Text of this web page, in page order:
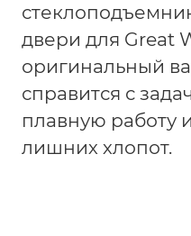
двери для Great
оригинальный
справится с
плавную работу
лишних хлопот.